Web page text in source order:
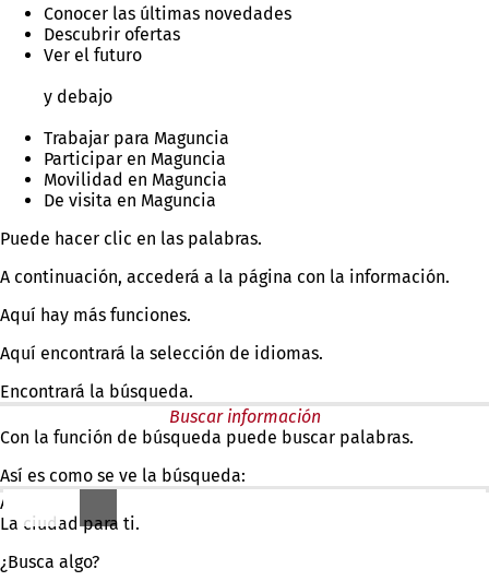
Conocer las últimas novedades
Descubrir ofertas
Ver el futuro
y debajo
Trabajar para Maguncia
Participar en Maguncia
Movilidad en Maguncia
De visita en Maguncia
Puede hacer clic en las palabras.
A continuación, accederá a la página con la información.
Aquí hay más funciones.
Aquí encontrará la selección de idiomas.
Encontrará la búsqueda.
Buscar información
Con la función de búsqueda puede buscar palabras.
Así es como se ve la búsqueda:
A la izquierda del campo de búsqueda aparece:
La ciudad para ti.
¿Busca algo?